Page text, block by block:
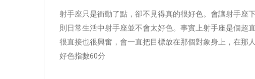
射手座只是衝動了點，卻不見得真的很好色。會讓射手座
則日常生活中射手座並不會太好色。事實上射手座是個超
很直接也很興奮，會一直把目標放在那個對象身上，在那
好色指數60分